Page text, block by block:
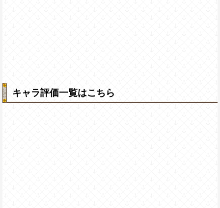
キャラ評価一覧はこちら